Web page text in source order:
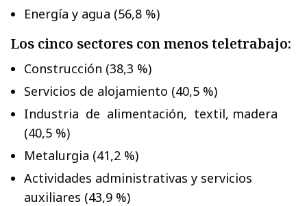
Energía y agua (56,8 %)
Los cinco sectores con menos teletrabajo:
Construcción (38,3 %)
Servicios de alojamiento (40,5 %)
Industria de alimentación, textil, madera
(40,5 %)
Metalurgia (41,2 %)
Actividades administrativas y servicios
auxiliares (43,9 %)